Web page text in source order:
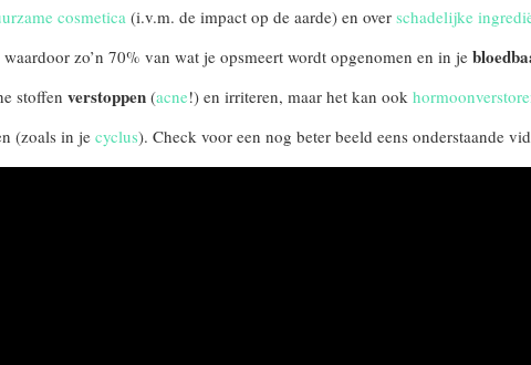
cosmetica (i.v.m. de impact op de aarde) en over schadelijke
waardoor zo’n 70% van wat je opsmeert wordt opgenomen en in je
stoffen verstoppen (acne!) en irriteren, maar het kan ook
(zoals in je cyclus). Check voor een nog beter beeld eens onderstaande